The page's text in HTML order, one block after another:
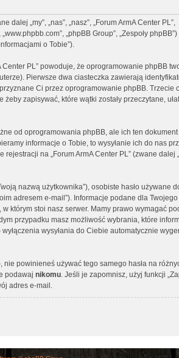
„my”, „nas”, „nasz”, „Forum ArmA Center PL”,
„phpBB Group”, „Zespoły
o Tobie”).
PL” powoduje, że oprogramowanie phpBB
Pierwsze dwa ciasteczka zawierają
Ci przez oprogramowanie phpBB. Trzecie
zapisywać, które wątki zostały przeczytane,
od oprogramowania phpBB, ale ich ten
informacje o Tobie, to wysyłanie ich do nas
na „Forum ArmA Center PL” (zwane dalej
nazwą użytkownika”), osobiste hasło używane
adresem e-mail”). Informacje podane dla
którym stoi nasz serwer. Mamy prawo wymagać
przypadku masz możliwość wybrania, które
wysyłania do Ciebie automatycznie
powinieneś używać tego samego hasła na
podawaj nikomu. Jeśli je zapomnisz, użyj funkcji
adres e-mail.